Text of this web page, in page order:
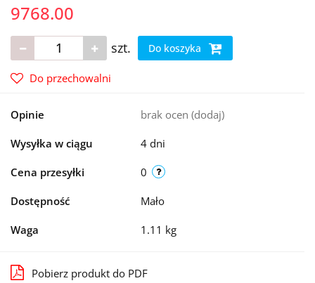
9768.00
szt. Do koszyka
Do przechowalni
Opinie brak ocen (dodaj)
Wysyłka w ciągu 4 dni
Cena przesyłki 0
Dostępność Mało
Waga 1.11 kg
Pobierz produkt do PDF